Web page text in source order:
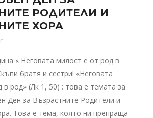
РОДИТЕЛИ И
ХОРА
« Неговата милост е от род в
братя и сестри! «Неговата
род» (Лк 1, 50) : това е темата за
Ден за Възрастните Родители и
Това е тема, която ни препраща